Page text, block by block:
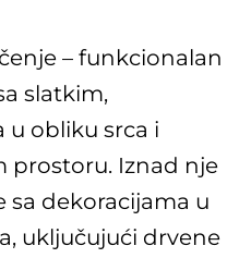
– funkcionalan
slatkim,
u obliku srca i
prostoru. Iznad nje
sa dekoracijama u
uključujući drvene